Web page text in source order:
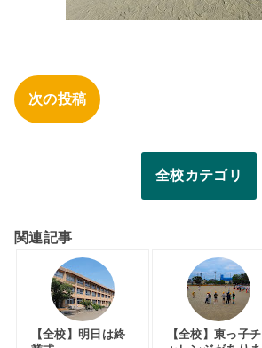
次の投稿
全校カテゴリ
関連記事
【全校】明日は終
【全校】東っ子チ